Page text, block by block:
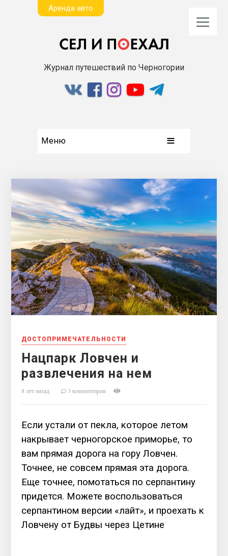
Aренда авто
Журнал путешествий по Черногории
Меню
ДОСТОПРИМЕЧАТЕЛЬНОСТИ
Нацпарк Ловчен и
развлечения на нем
8 лет назад 3 комментария
Если устали от пекла, которое летом
накрывает черногорское приморье, то
вам прямая дорога на гору Ловчен.
Точнее, не совсем прямая эта дорога.
Еще точнее, помотаться по серпантину
придется. Можете воспользоваться
серпантином версии «лайт», и проехать к
Ловчену от Будвы через Цетине